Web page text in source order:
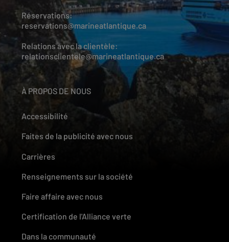
Réservations:
reservations@marineatlantique.ca
Relations avec la clientèle:
relationsclientele@marineatlantique.ca
À PROPOS DE NOUS
Accessibilité
Faites de la publicité avec nous
Carrières
Renseignements sur la société
Faire affaire avec nous
Certification de l'Alliance verte
Dans la communauté